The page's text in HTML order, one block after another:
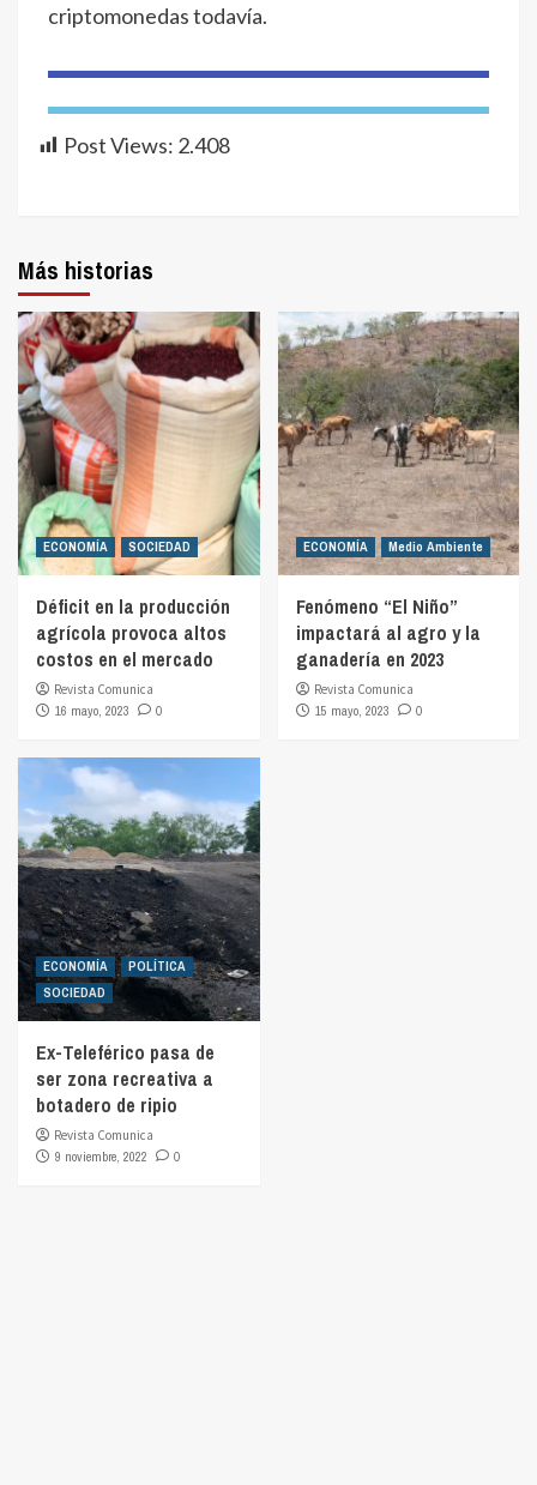
criptomonedas todavía.
Post Views: 2.408
Más historias
ECONOMÍA SOCIEDAD
Déficit en la producción
agrícola provoca altos
costos en el mercado
Revista Comunica
16 mayo, 2023
0
ECONOMÍA Medio Ambiente
Fenómeno “El Niño”
impactará al agro y la
ganadería en 2023
Revista Comunica
15 mayo, 2023
0
ECONOMÍA
POLÍTICA
SOCIEDAD
Ex-Teleférico pasa de
ser zona recreativa a
botadero de ripio
Revista Comunica
9 noviembre, 2022
0